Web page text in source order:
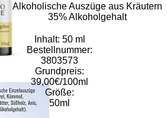
Alkoholische Auszüge aus Kräutern
35% Alkoholgehalt
Inhalt: 50 ml
Bestellnummer:
3803573
Grundpreis:
39,00€/100ml
Größe:
50ml